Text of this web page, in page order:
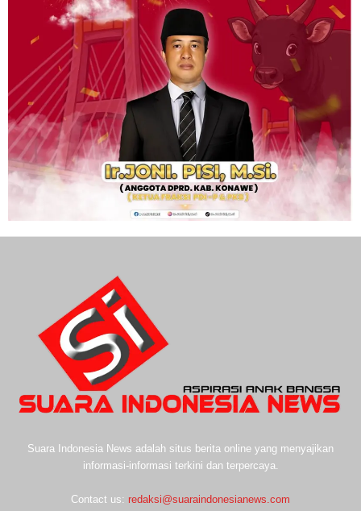
Suara Indonesia News adalah situs berita online yang menyajikan
informasi-informasi terkini dan terpercaya.
Contact us: redaksi@suaraindonesianews.com